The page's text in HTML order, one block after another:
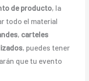
de producto, la
todo el material
, carteles
, puedes tener
que tu evento